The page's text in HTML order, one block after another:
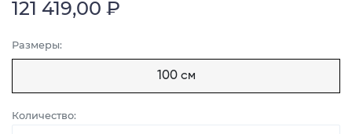
121 419,00 ₽
Размеры:
100 см
Количество: